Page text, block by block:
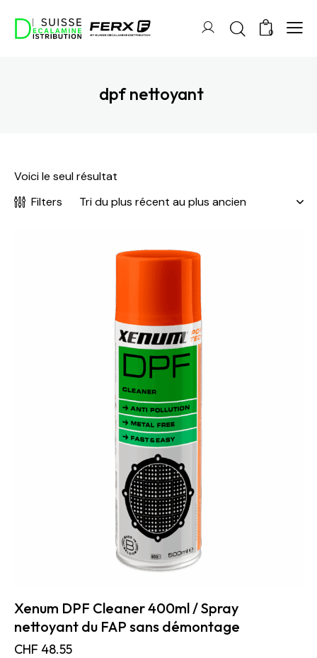
0
dpf nettoyant
Voici le seul résultat
Filters
Xenum DPF Cleaner 400ml / Spray
nettoyant du FAP sans démontage
CHF 48.55